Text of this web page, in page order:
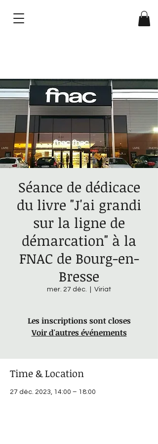
Séance de dédicace
du livre "J'ai grandi
sur la ligne de
démarcation" à la
FNAC de Bourg-en-
Bresse
mer. 27 déc. Viriat
Les inscriptions sont closes
Voir d'autres événements
Time & Location
27 déc. 2023, 14:00 – 18:00